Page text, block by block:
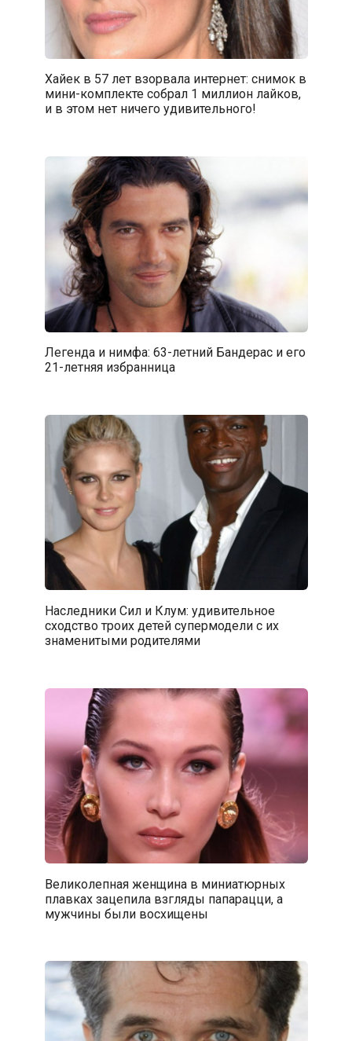
Хайек в 57 лет взорвала интернет: снимок в
мини-комплекте собрал 1 миллион лайков,
и в этом нет ничего удивительного!
Легенда и нимфа: 63-летний Бандерас и его
21-летняя избранница
Наследники Сил и Клум: удивительное
сходство троих детей супермодели с их
знаменитыми родителями
Великолепная женщина в миниатюрных
плавках зацепила взгляды папарацци, а
мужчины были восхищены